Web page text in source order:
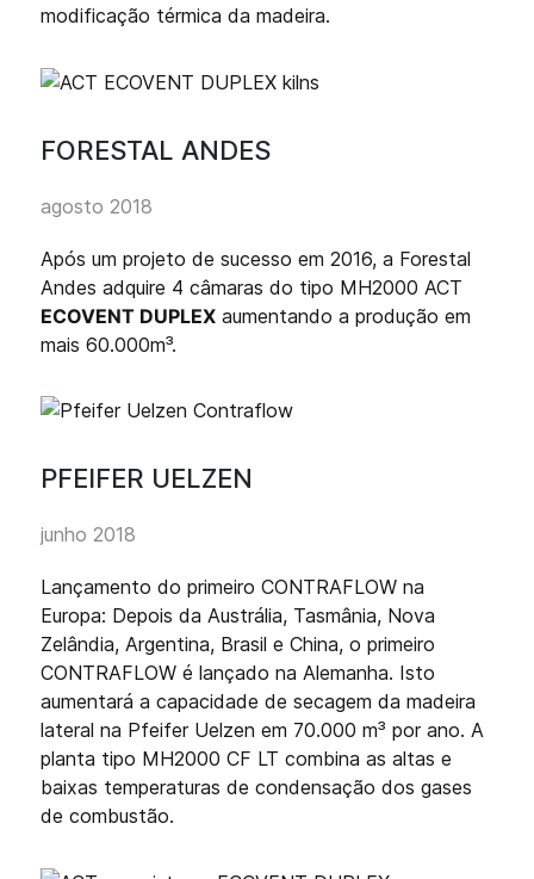
modificação térmica da madeira.
FORESTAL ANDES
agosto 2018
Após um projeto de sucesso em 2016, a Forestal
Andes adquire 4 câmaras do tipo MH2000 ACT
ECOVENT DUPLEX aumentando a produção em
mais 60.000m³.
PFEIFER UELZEN
junho 2018
Lançamento do primeiro CONTRAFLOW na
Europa: Depois da Austrália, Tasmânia, Nova
Zelândia, Argentina, Brasil e China, o primeiro
CONTRAFLOW é lançado na Alemanha. Isto
aumentará a capacidade de secagem da madeira
lateral na Pfeifer Uelzen em 70.000 m³ por ano. A
planta tipo MH2000 CF LT combina as altas e
baixas temperaturas de condensação dos gases
de combustão.